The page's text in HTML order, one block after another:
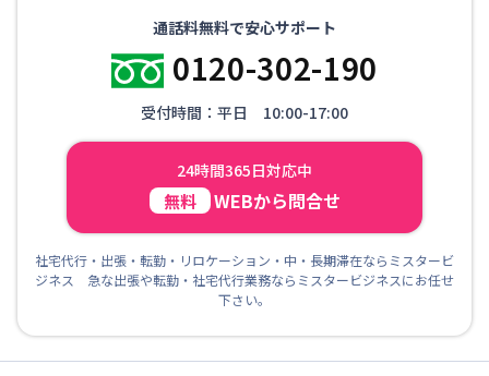
通話料無料で安心サポート
0120-302-190
受付時間：平日 10:00-17:00
24時間365日対応中
無料 WEBから問合せ
社宅代行・出張・転勤・リロケーション・中・長期滞在ならミスタービ
ジネス 急な出張や転勤・社宅代行業務ならミスタービジネスにお任せ
下さい。